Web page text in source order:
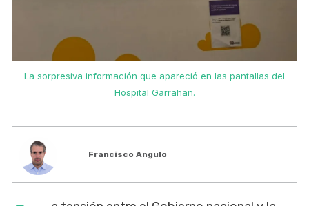
La sorpresiva información que apareció en las pantallas del
Hospital Garrahan.
Francisco Angulo